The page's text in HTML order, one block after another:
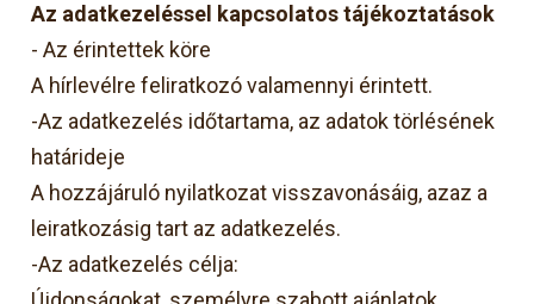
Az adatkezeléssel kapcsolatos tájékoztatások
- Az érintettek köre
A hírlevélre feliratkozó valamennyi érintett.
-Az adatkezelés időtartama, az adatok törlésének
határideje
A hozzájáruló nyilatkozat visszavonásáig, azaz a
leiratkozásig tart az adatkezelés.
-Az adatkezelés célja: